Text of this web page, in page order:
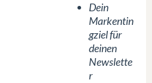
Dein
Markentin
gziel für
deinen
Newslette
r